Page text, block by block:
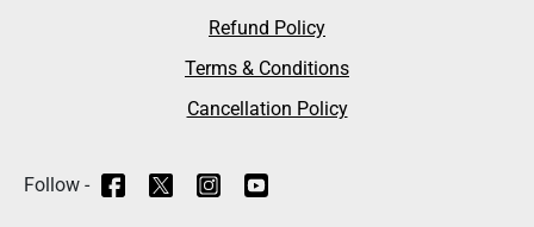
Refund Policy
Terms & Conditions
Cancellation Policy
Follow -